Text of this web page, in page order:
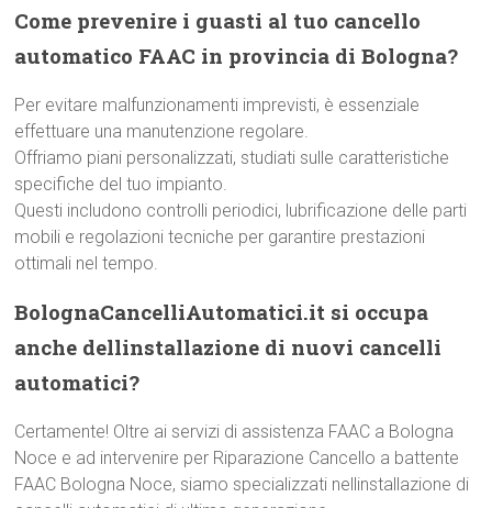
Come prevenire i guasti al tuo cancello
automatico FAAC in provincia di Bologna?
Per evitare malfunzionamenti imprevisti, è essenziale
effettuare una manutenzione regolare.
Offriamo piani personalizzati, studiati sulle caratteristiche
specifiche del tuo impianto.
Questi includono controlli periodici, lubrificazione delle parti
mobili e regolazioni tecniche per garantire prestazioni
ottimali nel tempo.
BolognaCancelliAutomatici.it si occupa
anche dellinstallazione di nuovi cancelli
automatici?
Certamente! Oltre ai servizi di assistenza FAAC a Bologna
Noce e ad intervenire per Riparazione Cancello a battente
FAAC Bologna Noce, siamo specializzati nellinstallazione di